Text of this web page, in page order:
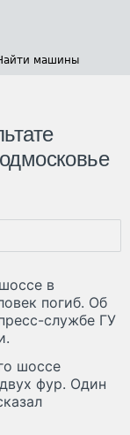
машины
в
погиб. Об
службе ГУ
шоссе
фур. Один